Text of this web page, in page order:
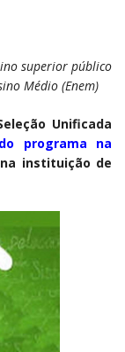
superior público
Médio (Enem)
Unificada
programa na
instituição de